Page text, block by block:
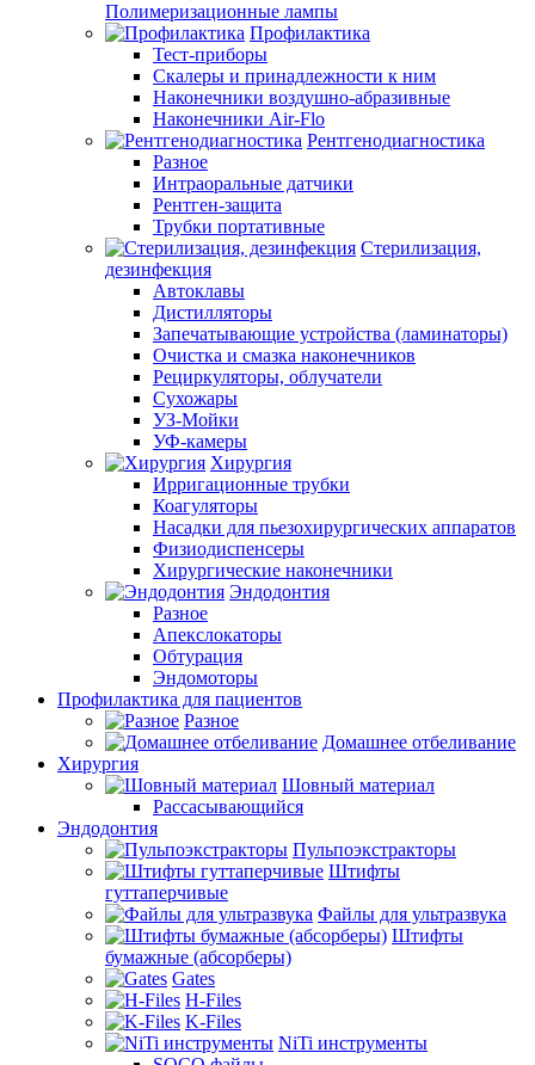
Полимеризационные лампы
Профилактика
Тест-приборы
Скалеры и принадлежности к ним
Наконечники воздушно-абразивные
Наконечники Air-Flo
Рентгенодиагностика
Разное
Интраоральные датчики
Рентген-защита
Трубки портативные
Стерилизация,
дезинфекция
Автоклавы
Дистилляторы
Запечатывающие устройства (ламинаторы)
Очистка и смазка наконечников
Рециркуляторы, облучатели
Сухожары
УЗ-Мойки
УФ-камеры
Хирургия
Ирригационные трубки
Коагуляторы
Насадки для пьезохирургических аппаратов
Физиодиспенсеры
Хирургические наконечники
Эндодонтия
Разное
Апекслокаторы
Обтурация
Эндомоторы
Профилактика для пациентов
Разное
Домашнее отбеливание
Хирургия
Шовный материал
Рассасывающийся
Эндодонтия
Пульпоэкстракторы
Штифты
гуттаперчивые
Файлы для ультразвука
Штифты
бумажные (абсорберы)
Gates
H-Files
K-Files
NiTi инструменты